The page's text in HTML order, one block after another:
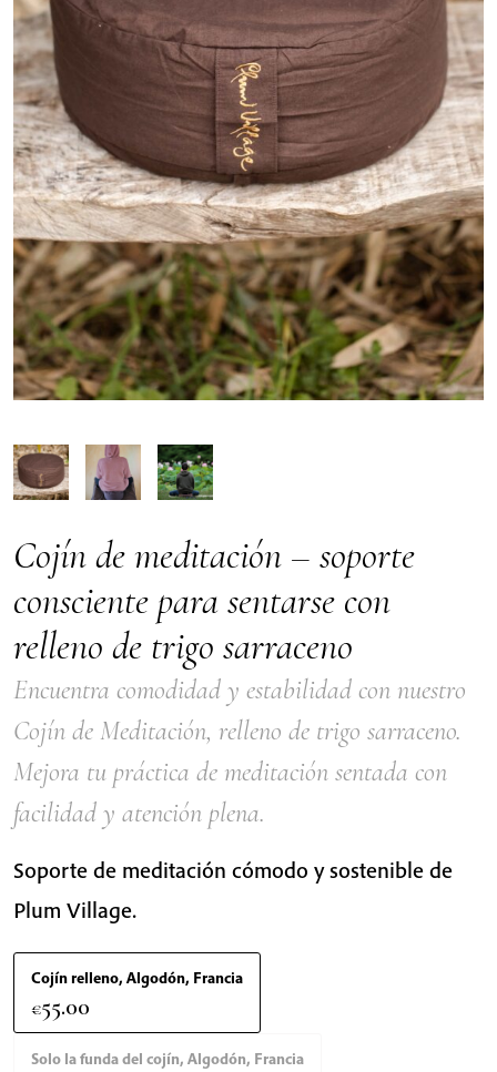
Cojín de meditación – soporte
consciente para sentarse con
relleno de trigo sarraceno
Encuentra comodidad y estabilidad con nuestro
Cojín de Meditación, relleno de trigo sarraceno.
Mejora tu práctica de meditación sentada con
facilidad y atención plena.
Soporte de meditación cómodo y sostenible de
Plum Village.
Cojín relleno, Algodón, Francia
€55.00
Solo la funda del cojín, Algodón, Francia